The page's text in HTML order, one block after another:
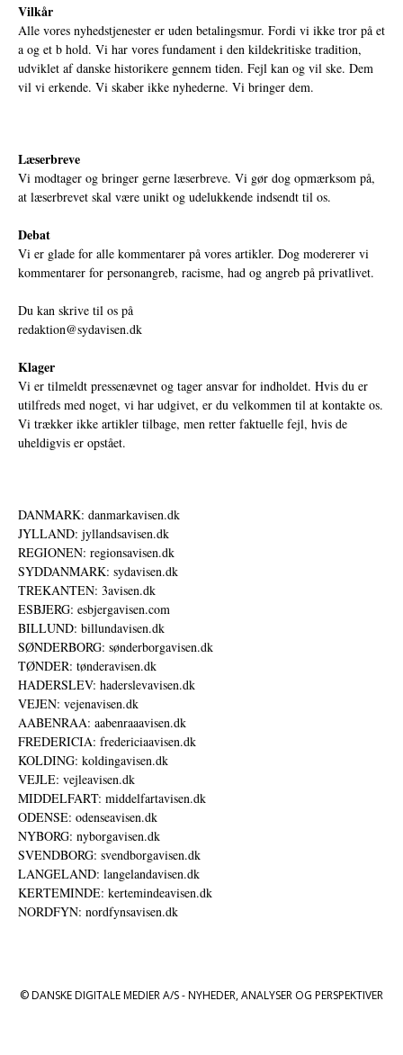
Vilkår
Alle vores nyhedstjenester er uden betalingsmur. Fordi vi ikke tror på et
a og et b hold. Vi har vores fundament i den kildekritiske tradition,
udviklet af danske historikere gennem tiden. Fejl kan og vil ske. Dem
vil vi erkende. Vi skaber ikke nyhederne. Vi bringer dem.
Læserbreve
Vi modtager og bringer gerne læserbreve. Vi gør dog opmærksom på,
at læserbrevet skal være unikt og udelukkende indsendt til os.
Debat
Vi er glade for alle kommentarer på vores artikler. Dog modererer vi
kommentarer for personangreb, racisme, had og angreb på privatlivet.
Du kan skrive til os på
redaktion@sydavisen.dk
Klager
Vi er tilmeldt pressenævnet og tager ansvar for indholdet. Hvis du er
utilfreds med noget, vi har udgivet, er du velkommen til at kontakte os.
Vi trækker ikke artikler tilbage, men retter faktuelle fejl, hvis de
uheldigvis er opstået.
DANMARK: danmarkavisen.dk
JYLLAND: jyllandsavisen.dk
REGIONEN: regionsavisen.dk
SYDDANMARK: sydavisen.dk
TREKANTEN: 3avisen.dk
ESBJERG: esbjergavisen.com
BILLUND: billundavisen.dk
SØNDERBORG: sønderborgavisen.dk
TØNDER: tønderavisen.dk
HADERSLEV: haderslevavisen.dk
VEJEN: vejenavisen.dk
AABENRAA: aabenraaavisen.dk
FREDERICIA: fredericiaavisen.dk
KOLDING: koldingavisen.dk
VEJLE: vejleavisen.dk
MIDDELFART: middelfartavisen.dk
ODENSE: odenseavisen.dk
NYBORG: nyborgavisen.dk
SVENDBORG: svendborgavisen.dk
LANGELAND: langelandavisen.dk
KERTEMINDE: kertemindeavisen.dk
NORDFYN: nordfynsavisen.dk
© DANSKE DIGITALE MEDIER A/S - NYHEDER, ANALYSER OG PERSPEKTIVER